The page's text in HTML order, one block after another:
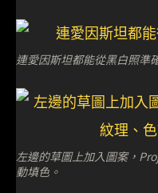
連愛因斯坦都能從黑白照準
左邊的草圖上加入圖案，
動填色。